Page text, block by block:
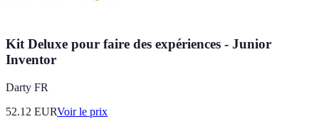
Kit Deluxe pour faire des expériences - Junior
Inventor
Darty FR
52.12 EURVoir le prix